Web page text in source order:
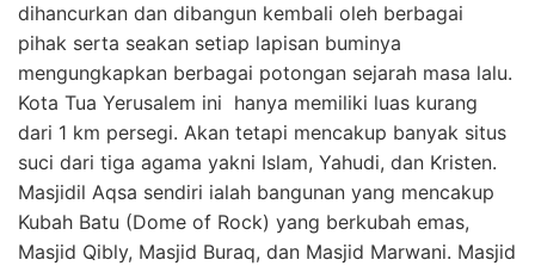
dihancurkan dan dibangun kembali oleh berbagai
pihak serta seakan setiap lapisan buminya
mengungkapkan berbagai potongan sejarah masa lalu.
Kota Tua Yerusalem ini hanya memiliki luas kurang
dari 1 km persegi. Akan tetapi mencakup banyak situs
suci dari tiga agama yakni Islam, Yahudi, dan Kristen.
Masjidil Aqsa sendiri ialah bangunan yang mencakup
Kubah Batu (Dome of Rock) yang berkubah emas,
Masjid Qibly, Masjid Buraq, dan Masjid Marwani. Masjid